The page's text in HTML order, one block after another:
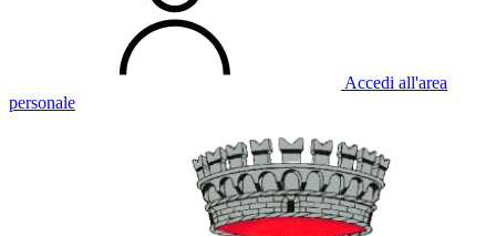
Accedi all'area
personale